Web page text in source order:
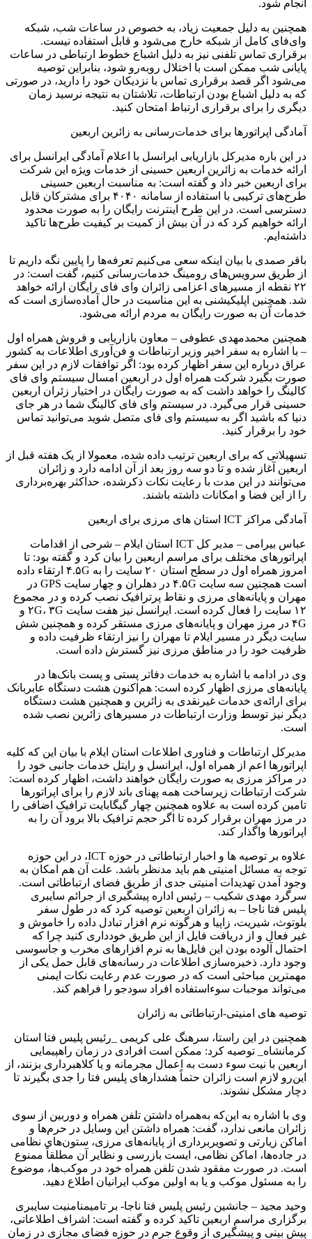
انجام شود.
همچنین به دلیل جمعیت زیاد، به خصوص در ساعات شب، شبکه
وای‌فای کامل از شبکه خارج می‌شود و قابل استفاده نیست.
برقراری تماس تلفنی نیز به دلیل اشباع خطوط ارتباطی در ساعات
پایانی شب ممکن است با اختلال روبه‌رو شود، بنابراین توصیه
می‌شود اگر قصد برقراری تماس با نزدیکان خود را دارید، در صورتی
که به دلیل اشباع بودن ارتباطات، تلاشتان به نتیجه نرسید زمان
دیگری را برای برقراری ارتباط امتحان کنید.
آمادگی اپراتورها برای خدمات‌رسانی به زائرین اربعین
در این باره مدیرکل بازاریابی ایرانسل با اعلام آمادگی ایرانسل برای
ارائه خدمات به زائرین اربعین حسینی از خدمات ویژه این شرکت
برای اربعین خبر داد و گفته است: به مناسبت اربعین حسینی
طرح‌های ترکیبی با استفاده از سامانه ۴۰۴۰ برای مشترکان قابل
دسترسی است. در این طرح اینترنت رایگان را به صورت محدود
ارائه خواهیم کرد که در آن بیش از کمیت بر کیفیت طرح‌ها تاکید
داشته‌ایم.
باقر صمدی با بیان اینکه سعی می‌کنیم تعرفه‌ها را پایین نگه داریم تا
از طریق سرویس‌های رومینگ خدمات‌رسانی کنیم، گفت است: در
۲۲ نقطه از مسیرهای اعزامی زائران وای فای رایگان ارائه خواهد
شد. همچنین اپلیکیشنی به این مناسبت در حال آماده‌سازی است که
خدمات آن به صورت رایگان به مردم ارائه می‌شود.
همچنین محمدمهدی عطوفی – معاون بازاریابی و فروش همراه اول
– با اشاره به سفر اخیر وزیر ارتباطات و فن‌آوری اطلاعات به کشور
عراق درباره این سفر اظهار کرده بود: اگر توافقات لازم در این سفر
صورت بگیرد شرکت همراه اول در اربعین امسال سیستم وای فای
کالینگ را خواهد داشت که به صورت رایگان در اختیار زئران اربعین
حسینی قرار می‌گیرد. در سیستم وای فای کالینگ شما در هر جای
دنیا که باشید اگر به سیستم وای فای متصل شوید می‌توانید تماس
خود را برقرار کنید.
تسهیلاتی که برای اربعین ترتیب داده شده، معمولا از یک هفته قبل از
اربعین آغاز شده و تا دو سه روز بعد از آن ادامه دارد و زائران
می‌توانند در این مدت با رعایت نکات ذکرشده، حداکثر بهره‌برداری
را از این فضا و امکانات داشته باشند.
آمادگی مراکز ICT استان های مرزی برای اربعین
عباس بیرامی – مدیر کل ICT استان ایلام – شرحی از اقدامات
اپراتورهای مختلف برای مراسم اربعین را بیان کرد و گفته بود: تا
امروز همراه اول در سطح استان ۲۰ سایت را به ۴.۵G ارتقاء داده
است همچنین سه سایت ۴.۵G در دهلران و چهار سایت GPS در
مهران و پایانه‌های مرزی و نقاط پرترافیک نصب کرده و در مجموع
۱۲ سایت را فعال کرده است. ایرانسل نیز هفت سایت ۲G، ۳G و
۴G در مرز مهران و پایانه‌های مرزی مستقر کرده و همچنین شش
سایت دیگر در مسیر ایلام تا مهران را نیز ارتقاء ظرفیت داده و
ظرفیت خود را در مناطق مرزی نیز گسترش داده است.
وی در ادامه با اشاره به خدمات دفاتر پستی و پست بانک‌ها در
پایانه‌های مرزی اظهار کرده است: هم‌اکنون هشت دستگاه عابربانک
برای ارائه‌ی خدمات غیرنقدی به زائرین و همچنین هشت دستگاه
دیگر نیز توسط وزارت ارتباطات در مسیرهای زائرین نصب شده
است.
مدیرکل ارتباطات و فناوری اطلاعات استان ایلام با بیان این که کلیه
اپراتورها اعم از همراه اول، ایرانسل و رایتل خدمات جانبی خود را
در مراکز مرزی به صورت رایگان خواهند داشت، اظهار کرده است:
شرکت ارتباطات زیرساخت همه پهنای باند لازم را برای اپراتورها
تامین کرده است به علاوه همچنین چهار گیگابایت ترافیک اضافی را
در مرز مهران برقرار کرده تا اگر حجم ترافیک بالا برود آن را به
اپراتورها واگذار کند.
علاوه بر توصیه ها و اخبار ارتباطاتی در حوزه ICT، در این حوزه
توجه به مسائل امنیتی هم باید مدنظر باشد. علت آن هم امکان به
وجود آمدن تهدیدات امنیتی جدی از طریق فضای ارتباطاتی است.
سرگرد مهدی شکیب – رئیس اداره پیشگیری از جرائم سایبری
پلیس فتا ناجا – به زائران اربعین توصیه کرد که در طول سفر
بلوتوث، شیریت، زاپیا و هرگونه نرم افزار ‌تبادل داده را خاموش و
غیر فعال و از دریافت فایل از این طریق خودداری کنید چرا که
احتمال آلوده بودن این فایل‌ها به نرم افزارهای مخرب و جاسوسی
وجود دارد. ذخیره‌سازی اطلاعات در رسانه‌های قابل حمل یکی از
مهمترین مباحثی است که در صورت عدم رعایت نکات ایمنی
می‌تواند موجبات سوءاستفاده افراد سودجو را فراهم کند.
توصیه های امنیتی-ارتباطاتی به زائران
همچنین در این راستا، سرهنگ علی کریمی _رئیس پلیس فتا استان
کرمانشاه_ توصیه کرد: ممکن است افرادی در زمان راهپیمایی
اربعین با نیت سوء دست به اعمال مجرمانه و یا کلاهبرداری بزنند، از
این‌رو لازم است زائران حتماً هشدارهای پلیس فتا را جدی بگیرند تا
دچار مشکل نشوند.
وی با اشاره به این‌که به‌همراه داشتن تلفن همراه و دوربین از سوی
زائران مانعی ندارد، گفت: همراه داشتن این وسایل در حرم‌ها و
اماکن زیارتی و تصویربرداری از پایانه‌های مرزی، ستون‌های نظامی
در جاده‌ها، اماکن نظامی، ایست بازرسی و نظایر آن مطلقاً ممنوع
است. در صورت مفقود شدن تلفن همراه خود در موکب‌ها، موضوع
را به مسئول موکب و یا به اولین موکب ایرانیان اطلاع دهید.
وحید مجید – جانشین رئیس پلیس فتا ناجا- بر تامیمنامنیت سایبری
برگزاری مراسم اربعین تاکید کرده و گفته است: اشراف اطلاعاتی،
پیش بینی و پیشگیری از وقوع جرم در حوزه فضای مجازی در زمان